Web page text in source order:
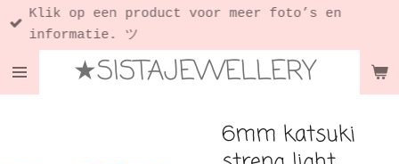
Ga
direct
de
★SISTAJEWELLERY
Klik op een product voor meer foto’s en
informatie. ツ
6mm katsuki